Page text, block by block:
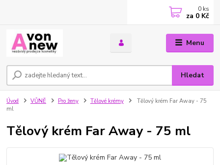
Menu
Hledat
0 ks
za 0 Kč
Úvod VŮNĚ Pro ženy Tělové krémy
Tělový krém Far Away - 75
ml
Tělový krém Far Away - 75 ml